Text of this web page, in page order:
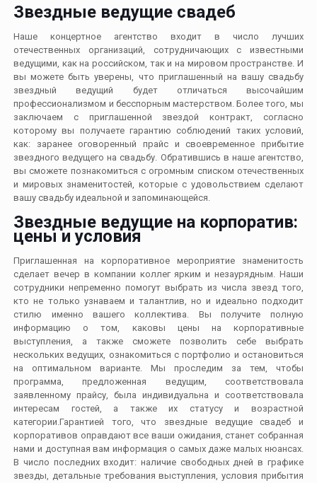
Звездные ведущие свадеб
Наше концертное агентство входит в число лучших
отечественных организаций, сотрудничающих с известными
ведущими, как на российском, так и на мировом пространстве. И
вы можете быть уверены, что приглашенный на вашу свадьбу
звездный ведущий будет отличаться высочайшим
профессионализмом и бесспорным мастерством. Более того, мы
заключаем с приглашенной звездой контракт, согласно
которому вы получаете гарантию соблюдений таких условий,
как: заранее оговоренный прайс и своевременное прибытие
звездного ведущего на свадьбу. Обратившись в наше агентство,
вы сможете познакомиться с огромным списком отечественных
и мировых знаменитостей, которые с удовольствием сделают
вашу свадьбу идеальной и запоминающейся.
Звездные ведущие на корпоратив:
цены и условия
Приглашенная на корпоративное мероприятие знаменитость
сделает вечер в компании коллег ярким и незаурядным. Наши
сотрудники непременно помогут выбрать из числа звезд того,
кто не только узнаваем и талантлив, но и идеально подходит
стилю именно вашего коллектива. Вы получите полную
информацию о том, каковы цены на корпоративные
выступления, а также сможете позволить себе выбрать
нескольких ведущих, ознакомиться с портфолио и остановиться
на оптимальном варианте. Мы проследим за тем, чтобы
программа, предложенная ведущим, соответствовала
заявленному прайсу, была индивидуальна и соответствовала
интересам гостей, а также их статусу и возрастной
категории.Гарантией того, что звездные ведущие свадеб и
корпоративов оправдают все ваши ожидания, станет собранная
нами и доступная вам информация о самых даже малых нюансах.
В число последних входит: наличие свободных дней в графике
звезды, детальные требования выступления, условия прибытия